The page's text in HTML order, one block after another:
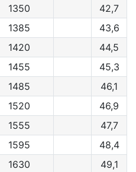
1350
42,7
1385
43,6
1420
44,5
1455
45,3
1485
46,1
1520
46,9
1555
47,7
1595
48,4
1630
49,1